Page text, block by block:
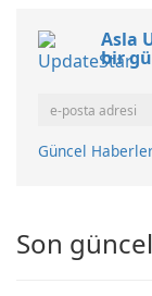
Asla
bir
Güncel
Son